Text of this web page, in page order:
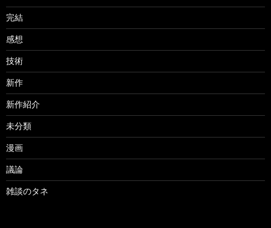
完結
感想
技術
新作
新作紹介
未分類
漫画
議論
雑談のタネ